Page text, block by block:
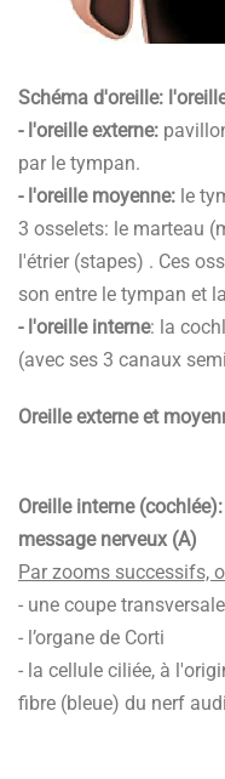
Schéma d'oreille:
- l'oreille externe:
par le tympan.
- l'oreille moyenne: le
3 osselets: le marteau
l'étrier (stapes) . Ces
son entre le tympan et
- l'oreille interne: la
(avec ses 3 canaux
Oreille externe et
Oreille interne
message nerveux (A)
Par zooms successifs,
- une coupe
- l’organe de Corti
- la cellule ciliée, à
fibre (bleue) du nerf